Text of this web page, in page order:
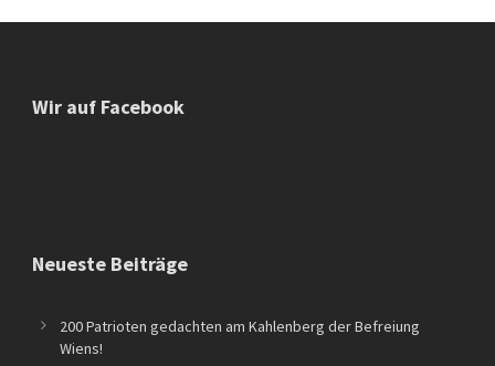
Wir auf Facebook
Neueste Beiträge
200 Patrioten gedachten am Kahlenberg der Befreiung
Wiens!